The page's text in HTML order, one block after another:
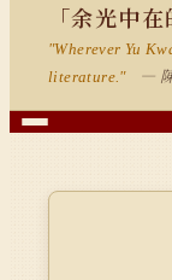
「余光中
"Wherever Yu
literature."
—